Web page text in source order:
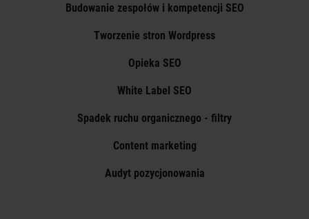
Budowanie zespołów i kompetencji SEO
Tworzenie stron Wordpress
Opieka SEO
White Label SEO
Spadek ruchu organicznego - filtry
Content marketing
Audyt pozycjonowania